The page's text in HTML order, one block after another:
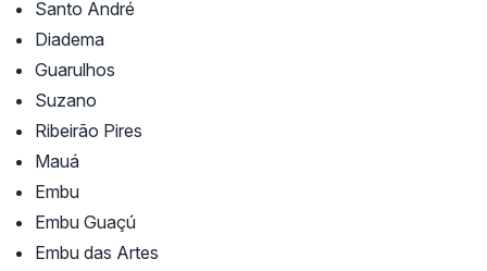
Santo André
Diadema
Guarulhos
Suzano
Ribeirão Pires
Mauá
Embu
Embu Guaçú
Embu das Artes